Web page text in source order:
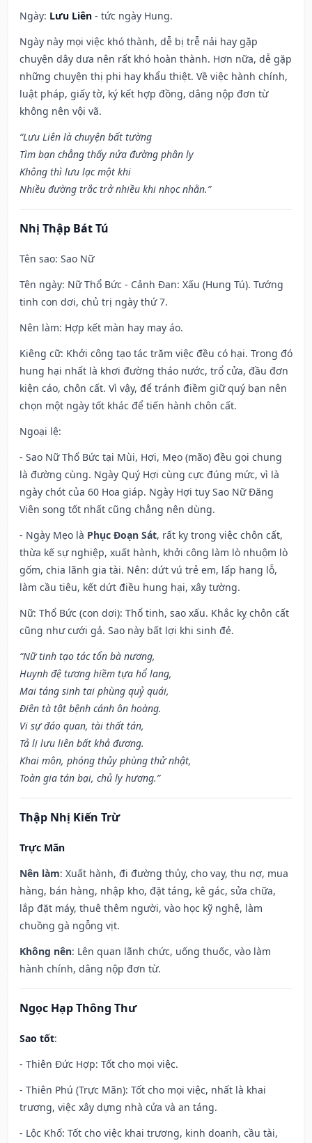
Ngày: Lưu Liên - tức ngày Hung.
Ngày này mọi việc khó thành, dễ bị trễ nải hay gặp
chuyện dây dưa nên rất khó hoàn thành. Hơn nữa, dễ gặp
những chuyện thị phi hay khẩu thiệt. Về việc hành chính,
luật pháp, giấy tờ, ký kết hợp đồng, dâng nộp đơn từ
không nên vội vã.
“Lưu Liên là chuyện bất tường
Tìm bạn chẳng thấy nửa đường phân ly
Không thì lưu lạc một khi
Nhiều đường trắc trở nhiều khi nhọc nhằn.”
Nhị Thập Bát Tú
Tên sao: Sao Nữ
Tên ngày: Nữ Thổ Bức - Cảnh Đan: Xấu (Hung Tú). Tướng
tinh con dơi, chủ trị ngày thứ 7.
Nên làm: Hợp kết màn hay may áo.
Kiêng cữ: Khởi công tạo tác trăm việc đều có hại. Trong đó
hung hại nhất là khơi đường tháo nước, trổ cửa, đầu đơn
kiện cáo, chôn cất. Vì vậy, để tránh điềm giữ quý bạn nên
chọn một ngày tốt khác để tiến hành chôn cất.
Ngoại lệ:
- Sao Nữ Thổ Bức tại Mùi, Hợi, Mẹo (mão) đều gọi chung
là đường cùng. Ngày Quý Hợi cùng cực đúng mức, vì là
ngày chót của 60 Hoa giáp. Ngày Hợi tuy Sao Nữ Đăng
Viên song tốt nhất cũng chẳng nên dùng.
- Ngày Mẹo là Phục Đoạn Sát, rất kỵ trong việc chôn cất,
thừa kế sự nghiệp, xuất hành, khởi công làm lò nhuộm lò
gốm, chia lãnh gia tài. Nên: dứt vú trẻ em, lấp hang lỗ,
làm cầu tiêu, kết dứt điều hung hại, xây tường.
Nữ: Thổ Bức (con dơi): Thổ tinh, sao xấu. Khắc kỵ chôn cất
cũng như cưới gả. Sao này bất lợi khi sinh đẻ.
“Nữ tinh tạo tác tổn bà nương,
Huynh đệ tương hiềm tựa hổ lang,
Mai táng sinh tai phùng quỷ quái,
Điên tà tật bệnh cánh ôn hoàng.
Vi sự đáo quan, tài thất tán,
Tả lị lưu liên bất khả đương.
Khai môn, phóng thủy phùng thử nhật,
Toàn gia tán bại, chủ ly hương.”
Thập Nhị Kiến Trừ
Trực Mãn
Nên làm: Xuất hành, đi đường thủy, cho vay, thu nợ, mua
hàng, bán hàng, nhập kho, đặt táng, kê gác, sửa chữa,
lắp đặt máy, thuê thêm người, vào học kỹ nghệ, làm
chuồng gà ngỗng vịt.
Không nên: Lên quan lãnh chức, uống thuốc, vào làm
hành chính, dâng nộp đơn từ.
Ngọc Hạp Thông Thư
Sao tốt:
- Thiên Đức Hợp: Tốt cho mọi việc.
- Thiên Phú (Trực Mãn): Tốt cho mọi việc, nhất là khai
trương, việc xây dựng nhà cửa và an táng.
- Lộc Khố: Tốt cho việc khai trương, kinh doanh, cầu tài,